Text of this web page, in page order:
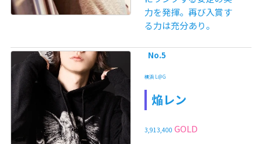
力を発揮。再び入賞す
る力は充分あり。
No.5
横浜 L＠G
焔レン
3,913,400 GOLD